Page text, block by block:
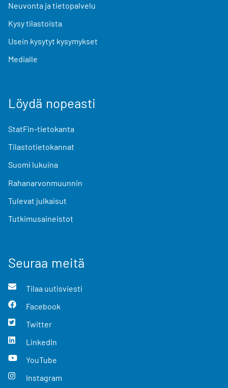
Neuvonta ja tietopalvelu
Kysy tilastoista
Usein kysytyt kysymykset
Medialle
Löydä nopeasti
StatFin-tietokanta
Tilastotietokannat
Suomi lukuina
Rahanarvonmuunnin
Tulevat julkaisut
Tutkimusaineistot
Seuraa meitä
Tilaa uutisviesti
Facebook
Twitter
LinkedIn
YouTube
Instagram